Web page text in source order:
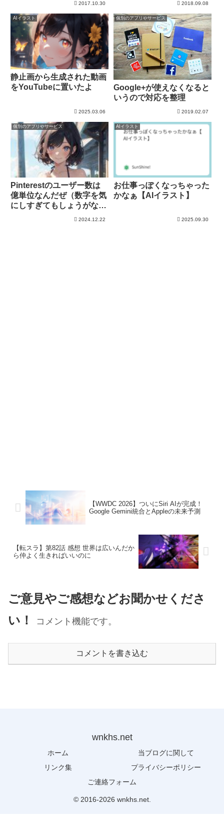
2017.10.30 2018.09.08
AIイラスト
静止画から生成された動画
をYouTubeに置いたよ
2025.03.06
個別のアプリやサービス
Google+が使えなくなると
いうので対応を整理
2019.02.07
個別のアプリやサービス
Pinterestのユーザー数は
億単位なんだぜ（数字を気
にしすぎてもしょうがない
2024.12.22
AIイラスト
お仕事っぽくなっちゃった
かなぁ【AIイラスト】
2025.09.30
【WWDC 2026】ついにSiri AIが完成！
Google Gemini統合とAppleの未来予測
【転スラ】第82話 感想 世界は広いんだか
ら仲よく生きればいいのに
ご意見やご感想などお聞かせくださ
い！
コメント機能です。
コメントを書き込む
wnkhs.net
ホーム
当ブログに関して
リンク集
プライバシーポリシー
ご連絡フォーム
© 2016-2026 wnkhs.net.